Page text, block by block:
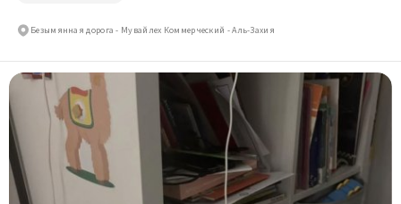
Безымянная дорога - Мувайлех Коммерческий - Аль-Захия